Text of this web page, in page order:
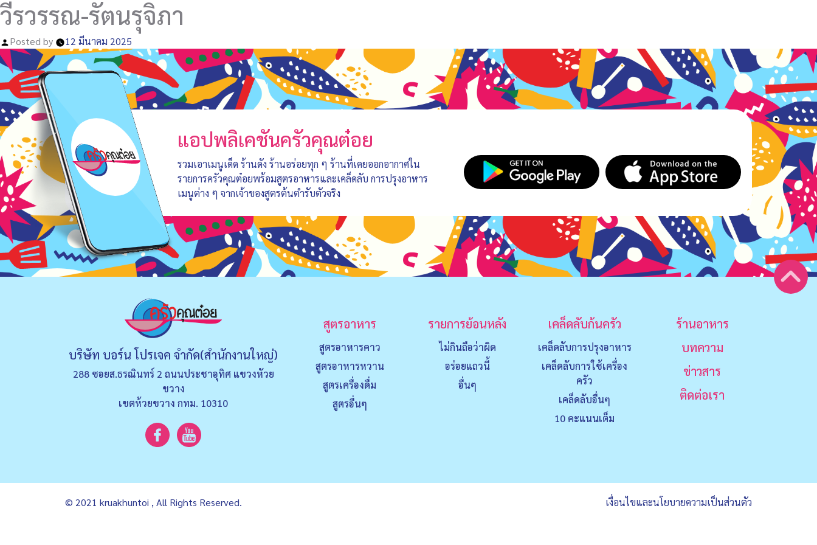
วีรวรรณ-รัตนรุจิภา
Posted by 12 มีนาคม 2025
แอปพลิเคชันครัวคุณต๋อย
รวมเอาเมนูเด็ด ร้านดัง ร้านอร่อยทุก ๆ ร้านที่เคยออกอากาศใน
รายการครัวคุณต๋อยพร้อมสูตรอาหารและเคล็ดลับ การปรุงอาหาร
เมนูต่าง ๆ จากเจ้าของสูตรต้นตำรับตัวจริง
บริษัท บอร์น โปรเจค จำกัด(สำนักงานใหญ่)
288 ซอยส.ธรณินทร์ 2 ถนนประชาอุทิศ แขวงหัวย
ขวาง
เขตห้วยขวาง กทม. 10310
สูตรอาหาร
สูตรอาหารคาว
สูตรอาหารหวาน
สูตรเครื่องดื่ม
สูตรอื่นๆ
รายการย้อนหลัง
ไม่กินถือว่าผิด
อร่อยแถวนี้
อื่นๆ
เคล็ดลับก้นครัว
เคล็ดลับการปรุงอาหาร
เคล็ดลับการใช้เครื่อง
ครัว
เคล็ดลับอื่นๆ
10 คะแนนเต็ม
ร้านอาหาร
บทความ
ข่าวสาร
ติดต่อเรา
เงื่อนไขและนโยบายความเป็นส่วนตัว
© 2021 kruakhuntoi , All Rights Reserved.